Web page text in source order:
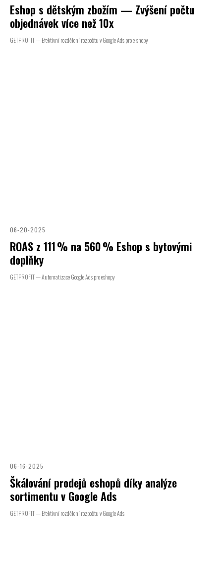
Eshop s dětským zbožím — Zvýšení počtu
objednávek více než 10x
GETPROFIT — Efektivní rozdělení rozpočtu v Google Ads pro e-shopy
06-20-2025
ROAS z 111 % na 560 % Eshop s bytovými
doplňky
GETPROFIT — Automatizace Google Ads pro eshopy
06-16-2025
Škálování prodejů eshopů díky analýze
sortimentu v Google Ads
GETPROFIT — Efektivní rozdělení rozpočtu v Google Ads